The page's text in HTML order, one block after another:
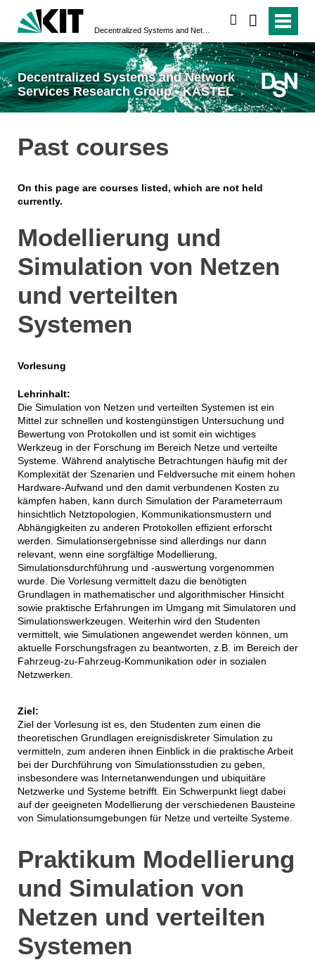
Decentralized Systems and Network
Services Research Group - KASTEL
Past courses
On this page are courses listed, which are not held
currently.
Modellierung und
Simulation von Netzen
und verteilten
Systemen
Vorlesung
Lehrinhalt:
Die Simulation von Netzen und verteilten Systemen ist ein
Mittel zur schnellen und kostengünstigen Untersuchung und
Bewertung von Protokollen und ist somit ein wichtiges
Werkzeug in der Forschung im Bereich Netze und verteilte
Systeme. Während analytische Betrachtungen häufig mit der
Komplexität der Szenarien und Feldversuche mit einem hohen
Hardware-Aufwand und den damit verbundenen Kosten zu
kämpfen haben, kann durch Simulation der Parameterraum
hinsichtlich Netztopologien, Kommunikationsmustern und
Abhängigkeiten zu anderen Protokollen effizient erforscht
werden. Simulationsergebnisse sind allerdings nur dann
relevant, wenn eine sorgfältige Modellierung,
Simulationsdurchführung und -auswertung vorgenommen
wurde. Die Vorlesung vermittelt dazu die benötigten
Grundlagen in mathematischer und algorithmischer Hinsicht
sowie praktische Erfahrungen im Umgang mit Simulatoren und
Simulationswerkzeugen. Weiterhin wird den Studenten
vermittelt, wie Simulationen angewendet werden können, um
aktuelle Forschungsfragen zu beantworten, z.B. im Bereich der
Fahrzeug-zu-Fahrzeug-Kommunikation oder in sozialen
Netzwerken.
Ziel:
Ziel der Vorlesung ist es, den Studenten zum einen die
theoretischen Grundlagen ereignisdiskreter Simulation zu
vermitteln, zum anderen ihnen Einblick in die praktische Arbeit
bei der Durchführung von Simulationsstudien zu geben,
insbesondere was Internetanwendungen und ubiquitäre
Netzwerke und Systeme betrifft. Ein Schwerpunkt liegt dabei
auf der geeigneten Modellierung der verschiedenen Bausteine
von Simulationsumgebungen für Netze und verteilte Systeme.
Praktikum Modellierung
und Simulation von
Netzen und verteilten
Systemen